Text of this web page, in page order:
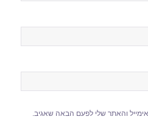
והאתר שלי לפעם הבאה שאגיב.